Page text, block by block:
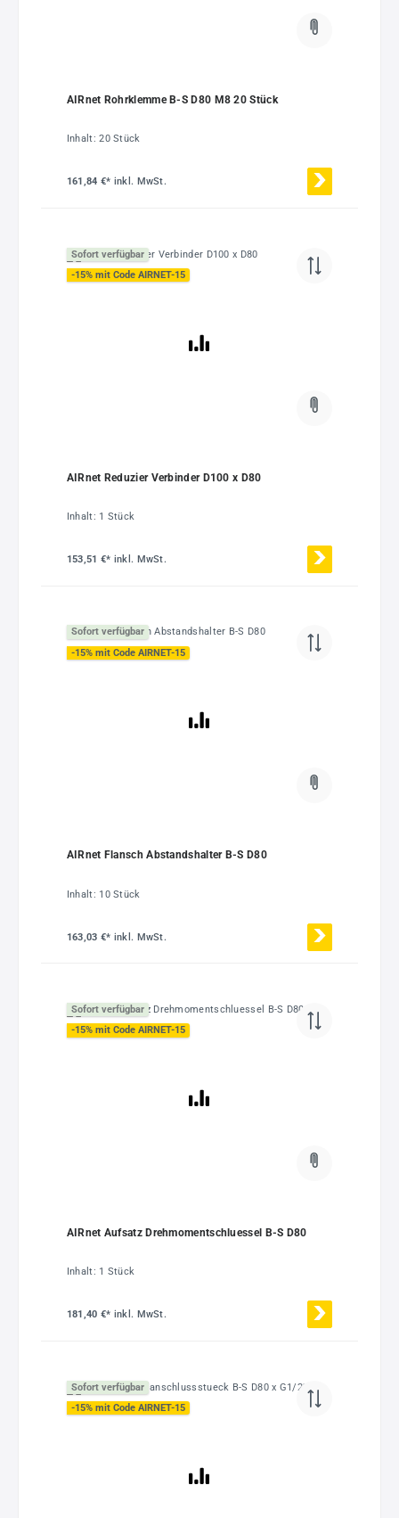
AIRnet Rohrklemme B-S D80 M8 20 Stück
Inhalt:20 Stück
161,84 €* inkl. MwSt.
Sofort verfügbar
-15% mit Code AIRNET-15
AIRnet Reduzier Verbinder D100 x D80
Inhalt: 1 Stück
153,51 €* inkl. MwSt.
Sofort verfügbar
-15% mit Code AIRNET-15
AIRnet Flansch Abstandshalter B-S D80
Inhalt: 10 Stück
163,03 €* inkl. MwSt.
Sofort verfügbar
-15% mit Code AIRNET-15
AIRnet Aufsatz Drehmomentschluessel B-S D80
Inhalt: 1 Stück
181,40 €* inkl. MwSt.
Sofort verfügbar
-15% mit Code AIRNET-15